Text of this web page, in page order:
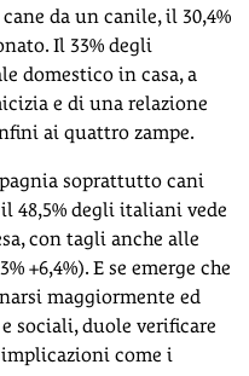
da un canile, il 30,4%
Il 33% degli
domestico in casa, a
e di una relazione
ai quattro zampe.
soprattutto cani
48,5% degli italiani vede
con tagli anche alle
+6,4%). E se emerge che
maggiormente ed
sociali, duole verificare
come i